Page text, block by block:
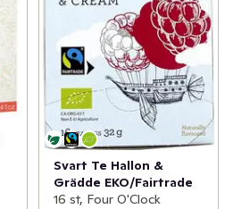
Svart Te Hallon &
Grädde EKO/Fairtrade
16 st, Four O'Clock